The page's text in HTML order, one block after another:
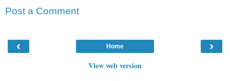
Post a Comment
‹ ›
Home
View web version